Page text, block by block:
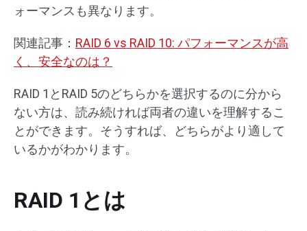
ォーマンスも異なります。
関連記事： RAID 6 vs RAID 10: パフォーマンスが高
く、安全なのは？
RAID 1とRAID 5のどちらかを選択するのに分から
ない方は、読み続ければ両者の違いを理解するこ
とができます。そうすれば、どちらがより適して
いるかがわかります。
RAID 1とは